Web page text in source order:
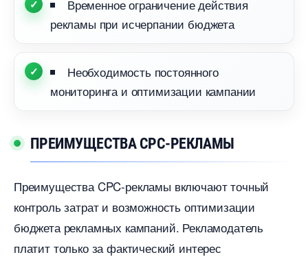
ременное ограничение действия
рекламы при исчерпании бюджета
Необходимость постоянного
мониторинга и оптимизации кампании
ПРЕИМУЩЕСТВА CPC-РЕКЛАМЫ
Преимущества CPC-рекламы включают точный
контроль затрат и возможность оптимизации
юджета рекламных кампаний.​ Рекламодатель
платит только за фактический интерес